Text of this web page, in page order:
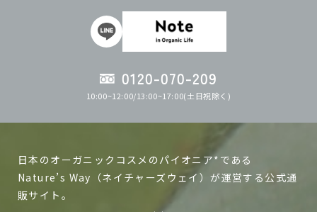
0120-070-209
10:00~12:00/13:00~17:00(土日祝除く)
日本のオーガニックコスメのパイオニア*である
Nature’s Way（ネイチャーズウェイ）が運営する公式通
販サイト。